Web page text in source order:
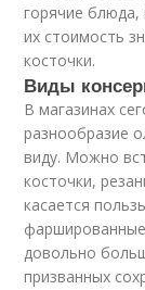
горячие
их стоимость
косточки.
Виды
В магазинах
разнообразие
виду. Можно
косточки,
касается
довольно
призванных